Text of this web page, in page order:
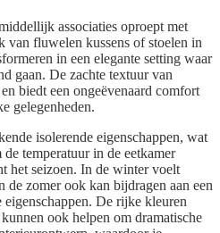
associaties oproept met
van fluwelen kussens of stoelen in
in een elegante setting waar
gaan. De zachte textuur van
biedt een ongeëvenaard comfort
gelegenheden.
isolerende eigenschappen, wat
temperatuur in de eetkamer
het seizoen. In de winter voelt
zomer ook kan bijdragen aan een
De rijke kleuren
ook helpen om dramatische